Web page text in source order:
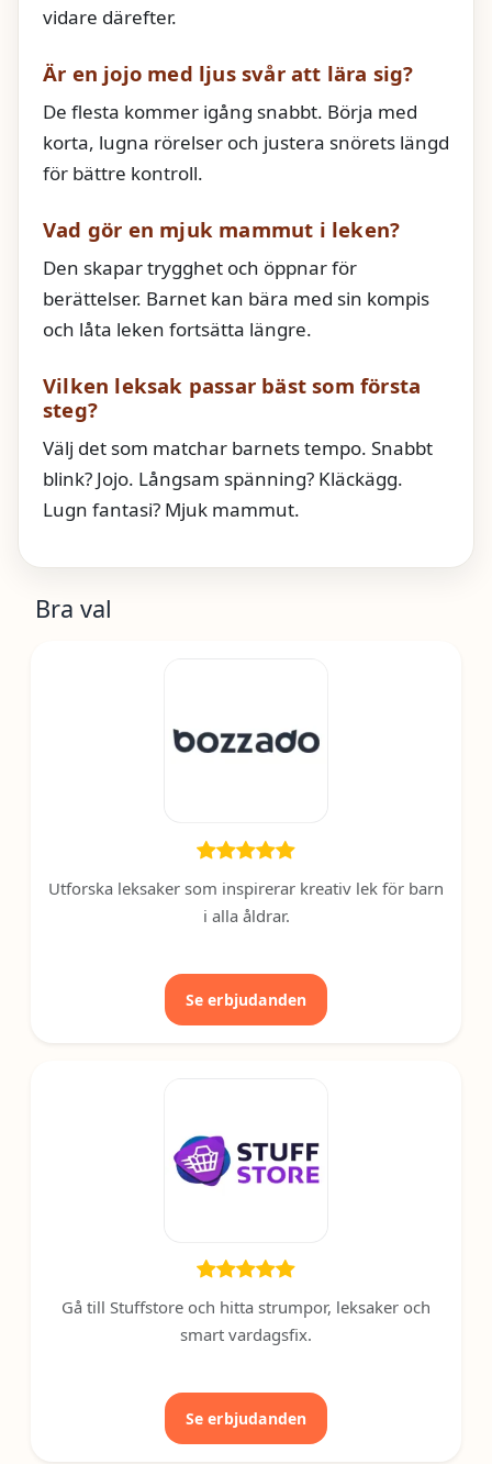
vidare därefter.
Är en jojo med ljus svår att lära sig?
De flesta kommer igång snabbt. Börja med
korta, lugna rörelser och justera snörets längd
för bättre kontroll.
Vad gör en mjuk mammut i leken?
Den skapar trygghet och öppnar för
berättelser. Barnet kan bära med sin kompis
och låta leken fortsätta längre.
Vilken leksak passar bäst som första
steg?
Välj det som matchar barnets tempo. Snabbt
blink? Jojo. Långsam spänning? Kläckägg.
Lugn fantasi? Mjuk mammut.
Bra val
Utforska leksaker som inspirerar kreativ lek för barn
i alla åldrar.
Se erbjudanden
Gå till Stuffstore och hitta strumpor, leksaker och
smart vardagsfix.
Se erbjudanden